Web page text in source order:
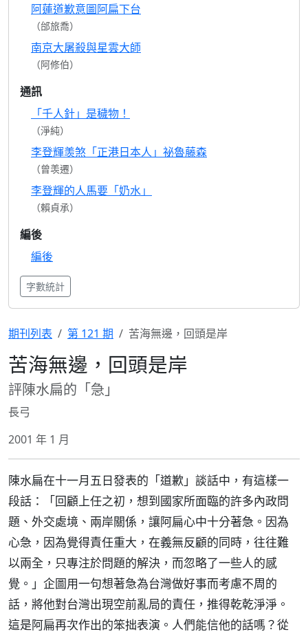
阿蓮道歉意圖阿扁下台
（邰旅喬）
南京大屠殺與星雲大師
（阿修伯）
通訊
「千人針」是穢物！
（淨純）
李登輝羡煞「正港日本人」祕魯藤森
（曾羡遷）
李登輝的人馬要「奶水」
（賴貞承）
編後
編後
字數統計
期刊列表 第 121 期 苦海無邊，回頭是岸
苦海無邊，回頭是岸
評陳水扁的「急」
長弓
2001 年 1 月
陳水扁在十一月五日發表的「道歉」談話中，有這樣一
段話：「回顧上任之初，想到國家所面臨的許多內政問
題、外交處境、兩岸關係，讓阿扁心中十分著急。因為
心急，因為覺得責任重大，在義無反顧的同時，往往難
以兩全，只專注於問題的解決，而忽略了一些人的感
覺。」企圖用一句想著急為台灣做好事而考慮不周的
話，將他對台灣出現空前亂局的責任，推得乾乾淨淨。
這是阿扁再次作出的笨拙表演。人們能信他的話嗎？從